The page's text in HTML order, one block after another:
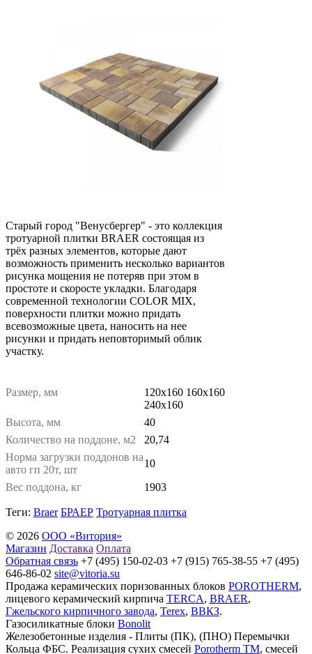
Старый город "Венусбергер" - это коллекция
тротуарной плитки BRAER состоящая из
трёх разных элементов, которые дают
возможность применить несколько вариантов
рисунка мощения не потеряв при этом в
простоте и скоросте укладки. Благодаря
современной технологии COLOR MIX,
поверхности плитки можно придать
всевозможные цвета, наносить на нее
рисунки и придать неповторимый облик
участку.
Размер, мм
120х160 160х160
240х160
Высота, мм
40
Количество на поддоне, м2
20,74
Норма загрузки поддонов на
авто гп 20т, шт
10
Вес поддона, кг
1903
Теги: Braer БРАЕР Тротуарная плитка
© 2026 ООО «Витория»
Магазин Доставка Оплата
Обратная связь +7 (495) 150-02-03 +7 (915) 765-38-55 +7 (495)
646-86-02 site@vitoria.su
Продажа керамических поризованных блоков POROTHERM,
лицевого керамический кирпича TERCA, BRAER,
Гжельского кирпичного завода, Terex, ВВКЗ.
Газосиликатные блоки Bonolit
Железобетонные изделия - Плиты (ПК), (ПНО) Перемычки
Кольца ФБС. Реализация сухих смесей Porotherm TM, смесей